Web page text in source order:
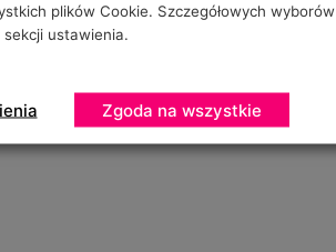
plików Cookie. Szczegółowych wyborów
ustawienia.
Zgoda na wszystkie